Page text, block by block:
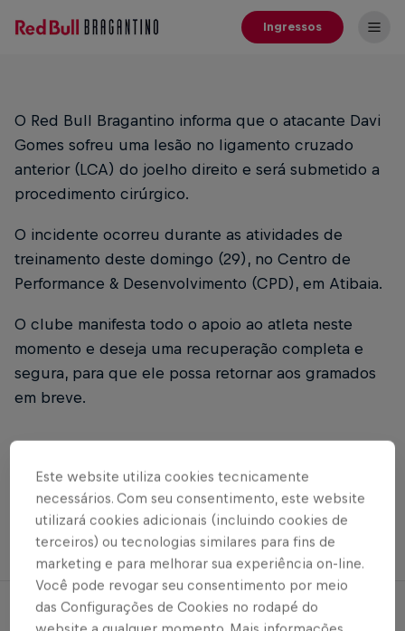
Ingressos
O Red Bull Bragantino informa que o atacante Davi
Gomes sofreu uma lesão no ligamento cruzado
anterior (LCA) do joelho direito e será submetido a
procedimento cirúrgico.
O incidente ocorreu durante as atividades de
treinamento deste domingo (29), no Centro de
Performance & Desenvolvimento (CPD), em Atibaia.
O clube manifesta todo o apoio ao atleta neste
momento e deseja uma recuperação completa e
segura, para que ele possa retornar aos gramados
em breve.
Nota Oficial Futebol Masculino
Notícias relacionadas
Este website utiliza cookies tecnicamente
necessários. Com seu consentimento, este website
utilizará cookies adicionais (incluindo cookies de
terceiros) ou tecnologias similares para fins de
marketing e para melhorar sua experiência on-line.
Você pode revogar seu consentimento por meio
das Configurações de Cookies no rodapé do